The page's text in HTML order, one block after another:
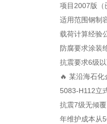
项目 2007版（
适用范围钢制
载荷计算经验
防腐要求涂装
抗震要求6级
🔥 某沿海石化
5083-H112立
抗震7级无倾
年维护成本从